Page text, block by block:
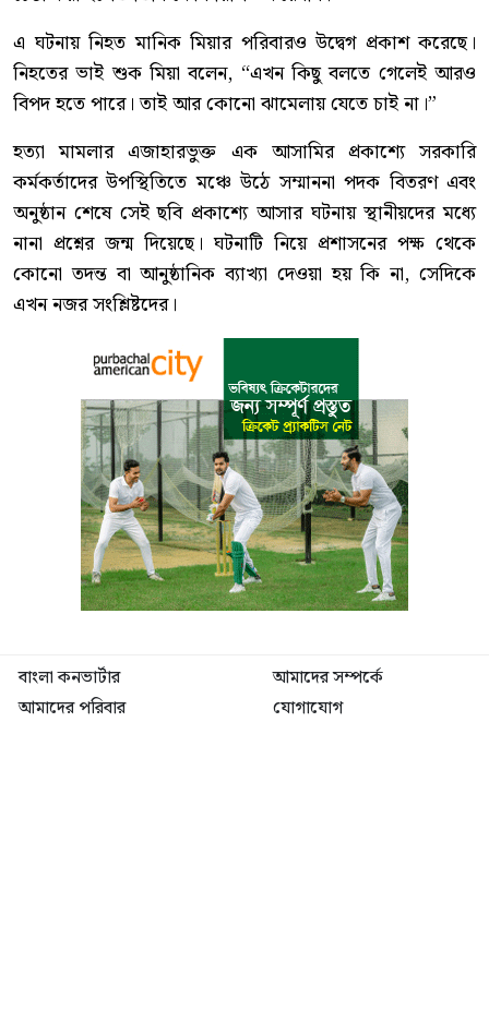
এ ঘটনায় নিহত মানিক মিয়ার পরিবারও উদ্বেগ প্রকাশ করেছে।
নিহতের ভাই শুক মিয়া বলেন, “এখন কিছু বলতে গেলেই আরও
বিপদ হতে পারে। তাই আর কোনো ঝামেলায় যেতে চাই না।”
হত্যা মামলার এজাহারভুক্ত এক আসামির প্রকাশ্যে সরকারি
কর্মকর্তাদের উপস্থিতিতে মঞ্চে উঠে সম্মাননা পদক বিতরণ এবং
অনুষ্ঠান শেষে সেই ছবি প্রকাশ্যে আসার ঘটনায় স্থানীয়দের মধ্যে
নানা প্রশ্নের জন্ম দিয়েছে। ঘটনাটি নিয়ে প্রশাসনের পক্ষ থেকে
কোনো তদন্ত বা আনুষ্ঠানিক ব্যাখ্যা দেওয়া হয় কি না, সেদিকে
এখন নজর সংশ্লিষ্টদের।
বাংলা কনভার্টার
আমাদের সম্পর্কে
আমাদের পরিবার
যোগাযোগ